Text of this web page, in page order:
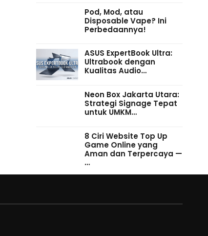
Pod, Mod, atau
Disposable Vape? Ini
Perbedaannya!
ASUS ExpertBook Ultra:
Ultrabook dengan
Kualitas Audio…
Neon Box Jakarta Utara:
Strategi Signage Tepat
untuk UMKM…
8 Ciri Website Top Up
Game Online yang
Aman dan Terpercaya —
…